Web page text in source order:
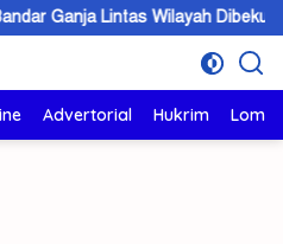
Wilayah Dibekuk di KSB, 5,6
Advertorial Hukrim